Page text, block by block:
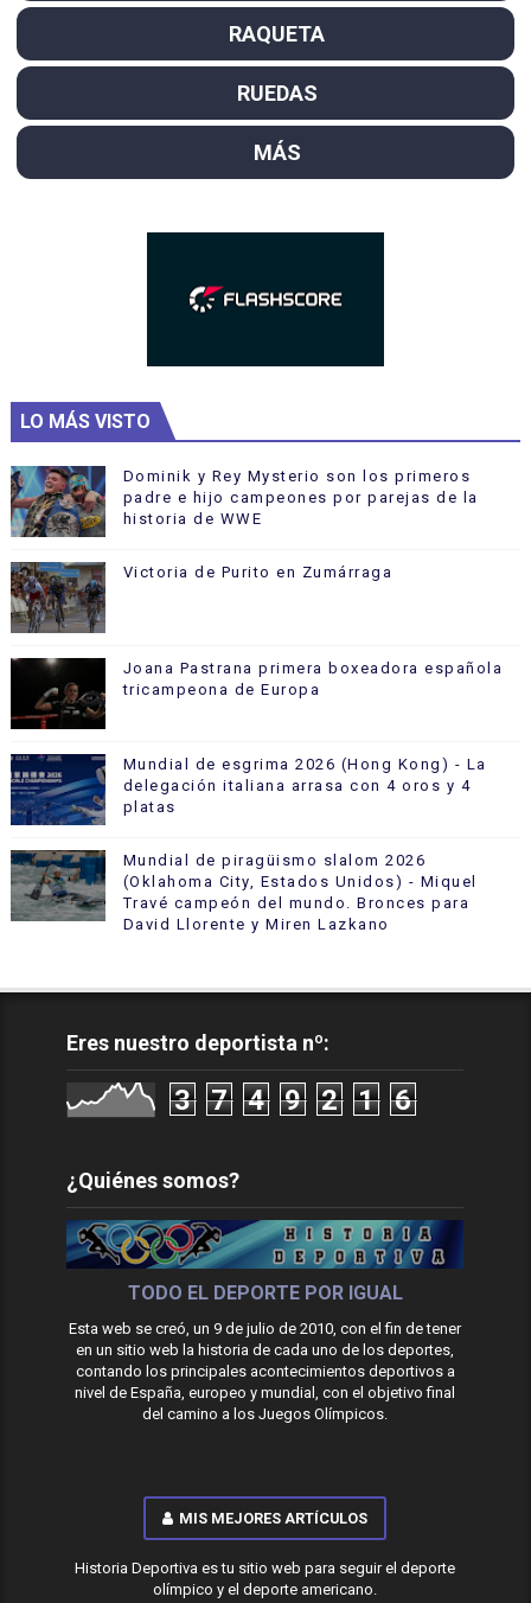
RAQUETA
RUEDAS
MÁS
LO MÁS VISTO
Dominik y Rey Mysterio son los primeros
padre e hijo campeones por parejas de la
historia de WWE
Victoria de Purito en Zumárraga
Joana Pastrana primera boxeadora española
tricampeona de Europa
Mundial de esgrima 2026 (Hong Kong) - La
delegación italiana arrasa con 4 oros y 4
platas
Mundial de piragüismo slalom 2026
(Oklahoma City, Estados Unidos) - Miquel
Travé campeón del mundo. Bronces para
David Llorente y Miren Lazkano
Eres nuestro deportista nº:
3 7 4 9 2 1 6
¿Quiénes somos?
TODO EL DEPORTE POR IGUAL
Esta web se creó, un 9 de julio de 2010, con el fin de tener
en un sitio web la historia de cada uno de los deportes,
contando los principales acontecimientos deportivos a
nivel de España, europeo y mundial, con el objetivo final
del camino a los Juegos Olímpicos.
MIS MEJORES ARTÍCULOS
Historia Deportiva es tu sitio web para seguir el deporte
olímpico y el deporte americano.